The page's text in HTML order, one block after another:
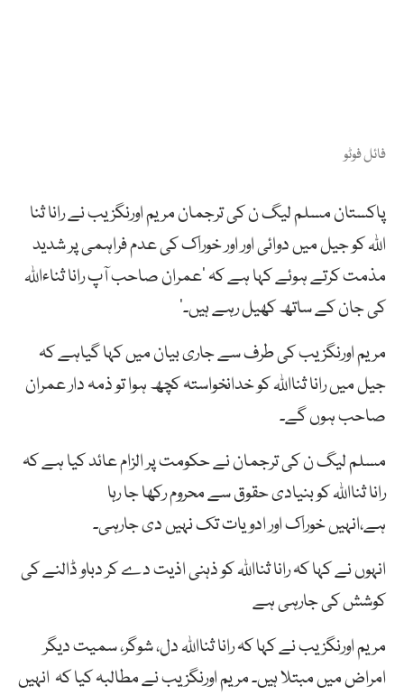
فائل فوٹو
پاکستان مسلم لیگ ن کی ترجمان مریم اورنگزیب نے رانا ثنا
اللہ کو جیل میں دوائی اور اور خوراک کی عدم فراہمی پر شدید
مذمت کرتے ہوئے کہا ہے کہ ’عمران صاحب آپ رانا ثناءاللہ
کی جان کے ساتھ کھیل رہے ہیں۔‘
مریم اورنگزیب کی طرف سے جاری بیان میں کہا گیاہے کہ
جیل میں رانا ثنااللہ کو خدانخواستہ کچھ ہوا تو ذمہ دار عمران
صاحب ہوں گے۔
مسلم لیگ ن کی ترجمان نے حکومت پر الزام عائد کیا ہے کہ
رانا ثنااللہ کو بنیادی حقوق سے محروم رکھا جا رہا
ہے،انہیں خوراک اور ادویات تک نہیں دی جارہی۔
انہوں نے کہا کہ رانا ثنااللہ کو ذہنی اذیت دے کر دباو ڈالنے کی
کوشش کی جارہی ہے
مریم اورنگزیب نے کہا کہ رانا ثنااللہ دل، شوگر، سمیت دیگر
امراض میں مبتلا ہیں۔ مریم اورنگزیب نے مطالبہ کیا کہ انہیں